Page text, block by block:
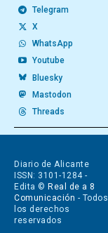
Telegram
X
WhatsApp
Youtube
Bluesky
Mastodon
Threads
Diario de Alicante
ISSN: 3101-1284 -
Edita © Real de a 8
Comunicación - Todos
los derechos
reservados